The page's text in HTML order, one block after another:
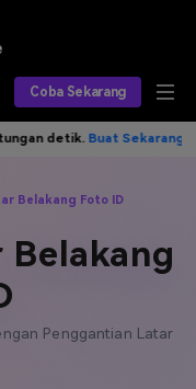
Coba Sekarang
Buat Sekarang>>
Belakang Foto ID
Belakang
Penggantian Latar